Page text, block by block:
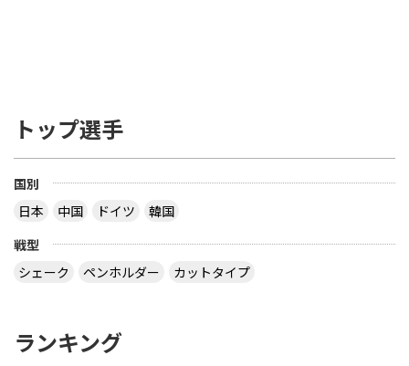
トップ選手
国別
日本
中国 ドイツ
韓国
戦型
シェーク
ペンホルダー カットタイプ
ランキング